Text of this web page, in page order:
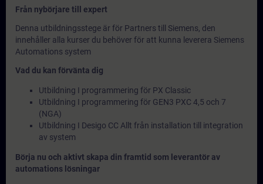
Från nybörjare till expert
Denna utbildningsstege är för Partners till Siemens, den
innehåller alla kurser du behöver för att kunna leverera Siemens
Automations system
Vad du kan förvänta dig
Utbildning I programmering för PX Classic
Utbildning I programmering för GEN3 PXC 4,5 och 7
(NGA)
Utbildning I Desigo CC Allt från installation till integration
av system
Börja nu och aktivt skapa din framtid som leverantör av
automations lösningar